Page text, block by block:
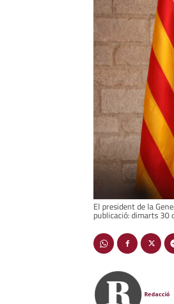
El president de la
publicació: dimarts 30
Redacció